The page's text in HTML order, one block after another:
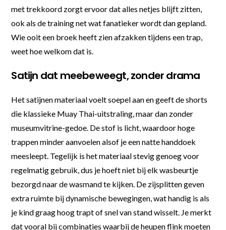
met trekkoord zorgt ervoor dat alles netjes blijft zitten,
ook als de training net wat fanatieker wordt dan gepland.
Wie ooit een broek heeft zien afzakken tijdens een trap,
weet hoe welkom dat is.
Satijn dat meebeweegt, zonder drama
Het satijnen materiaal voelt soepel aan en geeft de shorts
die klassieke Muay Thai-uitstraling, maar dan zonder
museumvitrine-gedoe. De stof is licht, waardoor hoge
trappen minder aanvoelen alsof je een natte handdoek
meesleept. Tegelijk is het materiaal stevig genoeg voor
regelmatig gebruik, dus je hoeft niet bij elk wasbeurtje
bezorgd naar de wasmand te kijken. De zijsplitten geven
extra ruimte bij dynamische bewegingen, wat handig is als
je kind graag hoog trapt of snel van stand wisselt. Je merkt
dat vooral bij combinaties waarbij de heupen flink moeten